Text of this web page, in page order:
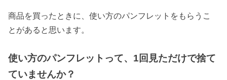
商品を買ったときに、使い方のパンフレットをもらうこ
とがあると思います。
使い方のパンフレットって、1回見ただけで捨て
ていませんか？